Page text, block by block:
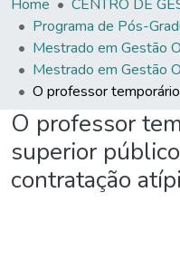
Home
O professor
superior
contratação